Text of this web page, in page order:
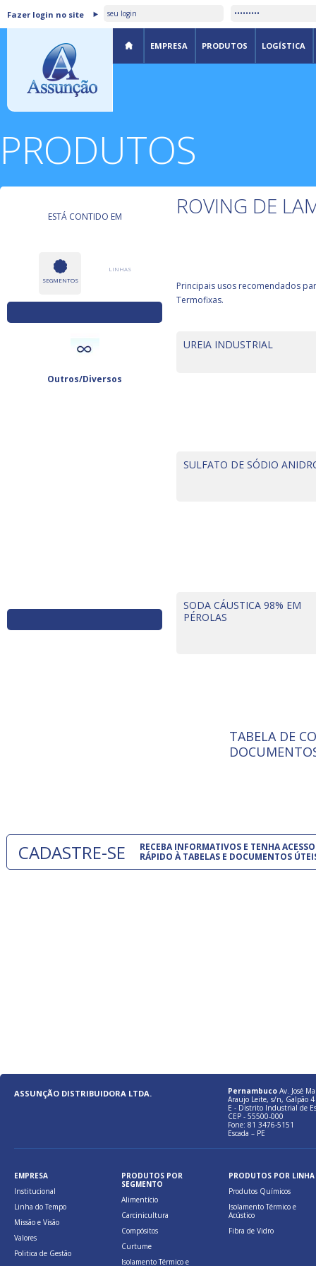
Fazer login no site
EMPRESA PRODUTOS LOGÍSTICA
PRODUTOS
ESTÁ CONTIDO EM
SEGMENTOS
LINHAS
Outros/Diversos
ROVING DE
Principais usos recomendados
Termofixas.
UREIA INDUSTRIAL
SULFATO DE SÓDIO
SODA CÁUSTICA 98% EM
PÉROLAS
ISO 9001:
A
TABELA DE
CADASTRE-SE
RECEBA INFORMATIVOS E TENHA ACESSO
RÁPIDO À TABELAS E DOCUMENTOS
ASSUNÇÃO DISTRIBUIDORA LTDA. Pernambuco Av. José
Araujo Leite, s/n, Galpão 4
E - Distrito Industrial de
CEP - 55500-000
Fone: 81 3476-5151
Escada – PE
EMPRESA
Institucional
Linha do Tempo
Missão e Visão
Valores
Politica de Gestão
PRODUTOS POR
SEGMENTO
Alimentício
Carcinicultura
Compósitos
Curtume
Isolamento Térmico e
PRODUTOS POR LINHA
Produtos Químicos
Isolamento Térmico e
Acústico
Fibra de Vidro